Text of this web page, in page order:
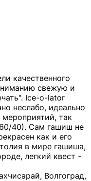
качественного
свежую и
Ice-o-lator
неслабо, идеально
так
40). Сам гашиш не
как и его
в мире гашиша,
легкий квест -
Кондрово, Константиновск, Кораблино, Кореновск, Корсаков, Коряжма, Костерёво, Костомукша, Котельники, Котельниково, Котельнич, Котлас, Котовск, Кохма, Красноармейск (Московская область), Краснозаводск, Краснознаменск (Московская область), Краснокаменск, Краснослободск (Волгоградская область), Краснотурьинск, Красноуральск, Красный Сулин, Кремёнки, Кропоткин, Кубинка, Кувшиново (Тверская область), Кудрово, Кулебаки, Кумертау, Курлово, Куровское, Куртамыш, Курчатов, Куса, Кушва, Кыштым, Лабытнанги, Лагань, Лаишево (Республика Татарстан), Лакинск, Лангепас, Лахденпохья, Ленинск-Кузнецкий, Ленск (Республика Саха), Лермонтов (Ставропольский край), Лесозаводск (Приморский край), Лесосибирск, Ливны (Орловская область), Ликино-Дулёво, Липки (Тульская область), Лиски (Воронежская область), Лихославль, Лодейное Поле, Ломоносов (Санкт-Петербург), Лосино-Петровский, Лукоянов, Луховицы, Лыткарино, Любань (Ленинградская область), Любим, Людиново, Магас, Майский, Макаров, Малая Вишера, Малгобек, Мамадыш, Мамоново, Мантурово, Маркс, Махачкала, Мглин, Мегион, Медвежьегорск, Медногорск, Медынь, Меленки, Мелеуз, Менделеевск, Мещовск, Микунь, Миллерово, Минусинск, Миньяр, Мирный (Архангельская область), Мирный (Якутия), Михайловка (Город), Михайловск (Свердловская область), Михайловск (Ставропольский край), Могоча, Можга, Моздок, Мончегорск, Морозовск, Моршанск, Мосальск, Муравленко, Мурино, Муром, Мценск, Мыски, Набережные Челны, Навашино (Нижегородская область), Назарово (Красноярский край), Назрань, Нальчик, Наро-Фоминск, Нарткала, Нарьян-Мар, Находка, Невель (Псковская область), Невельск, Невьянск, Нелидово (Тверская область), Неман, Нерехта (Костромская область), Нерюнгри, Нестеров, Нефтегорск (Самарская область), Нефтекумск, Нижневартовск, Нижнекамск (Республика Татарстан), Нижнеудинск, Нижние Серги, Нижний Ломов, Нижняя Тура, Николаевск-на-Амуре, Никольск (Вологодская область), Никольск (Пензенская область), Новая Ладога, Новая Ляля, Новоалександровск, Новоалтайск, Нововоронеж, Новодвинск, Новозыбков, Новокубанск, Новокуйбышевск, Новомичуринск, Новопавловск, Новоржев, Новосокольники, Новотроицк, Новоульяновск, Новоуральск, Новохопёрск, Новочебоксарск, Новошахтинск, Новый Оскол, Новый Уренгой, Норильск, Нурлат, Нягань, Нязепетровск, Няндома, Облучье, Обоянь, Озёрск (Калининградская область), Озёрск (Челябинская область), Озёры, Октябрьск (Самарская область), Октябрьский (Башкортостан), Окуловка (Новгородская область), Оленегорск, Олонец, Онега, Опочка, Осинники, Осташков, Остров, Острогожск, Отрадный, Оха, Павлово, Павловск (Воронежская область), Павловск (Санкт-Петербург), Павловский Посад, Партизанск, Певек, Пенза, Первоуральск, Перевоз, Пересвет, Переславль-Залесский, Пестово (Новгородская область), Петрозаводск, Петропавловск-Камчатский, Печоры, Пикалёво, Пионерский, Питкяранта, Плавск, Плёс, Подпорожье, Покачи, Покров, Покровск, Полесск, Полысаево, Полярные Зори, Полярный, Поронайск, Порхов, Похвистнево, Почеп, Починок, Пошехонье, Правдинск, Приморск (Калининградская область), Приморско-Ахтарск, Приозерск, Прокопьевск, Протвино, Прохладный, Пугачёв, Пудож, Пустошка, Пушкино, Пущино, Пыталово, Радужный (Владимирская область), Радужный (Ханты-Мансийский АО), Райчихинск, Раменское, Рассказово, Ревда, Реж, Реутов, Родники, Россошь, Ростов (Ярославская обл.), Рошаль, Ртищево, Рубцовск, Рузаевка, Рыбинск, Рыбное, Ряжск, Салехард, Сальск, Саранск, Сарапул, Саров, Сасово, Сатка, Сафоново, Саяногорск, Саянск, Светлогорск, Светлоград, Светлый, Светогорск (Ленинградская область), Свободный, Себеж, Северобайкальск, Северодвинск, Североуральск, Сегежа, Семикаракорск, Сенгилей, Серафимович, Сергач, Сергиев Посад, Сердобск, Сертолово (Ленинградская область), Сестрорецк (Ленинградская область), Сибай, Скопин, Славгород, Сланцы, Слободской, Слюдянка, Собинка, Советск (Кировская область), Советск (Калининградская область), Советск (Тульская область), Советская Гавань, Советский (Ханты-Мансийский АО), Сокол (Вологодская область), Солигалич, Соль-Илецк, Сольцы, Сортавала, Сосенский, Сосновоборск, Сосновый Бор (Ленинградская область), Сосногорск, Спас-Клепики, Спасск-Рязанский, С